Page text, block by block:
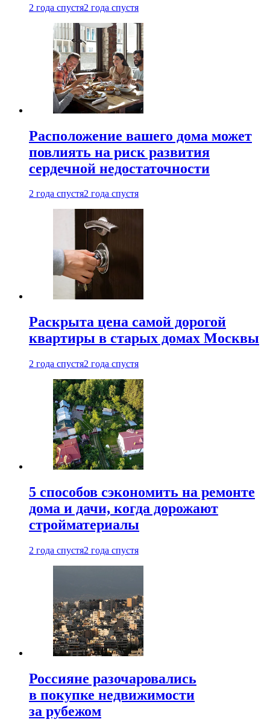
2 года спустя2 года спустя
Расположение вашего дома может
повлиять на риск развития
сердечной недостаточности
2 года спустя2 года спустя
Раскрыта цена самой дорогой
квартиры в старых домах Москвы
2 года спустя2 года спустя
5 способов сэкономить на ремонте
дома и дачи, когда дорожают
стройматериалы
2 года спустя2 года спустя
Россияне разочаровались
в покупке недвижимости
за рубежом